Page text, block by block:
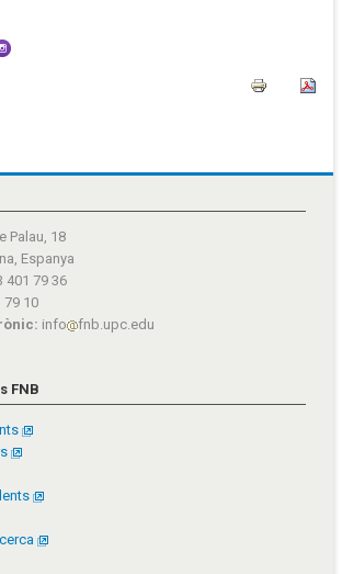
Palau, 18
Espanya
401 79 36
79 10
info fnb.upc.edu
FNB